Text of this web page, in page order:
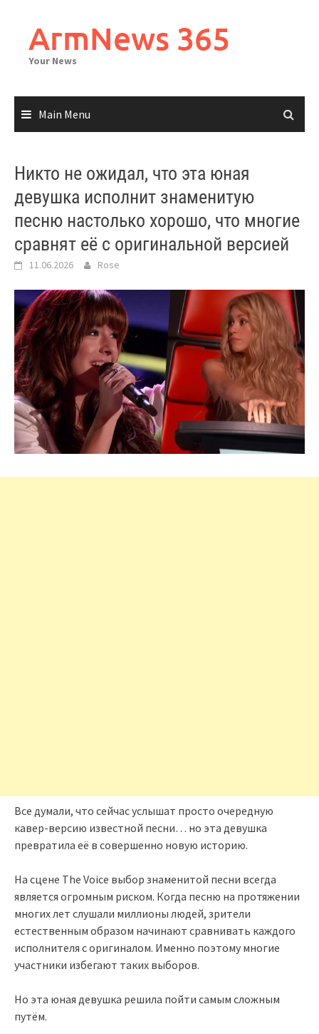
contentArmNews 365
Your News
Main Menu
Никто не ожидал, что эта юная
девушка исполнит знаменитую
песню настолько хорошо, что многие
сравнят её с оригинальной версией
11.06.2026 Rose
Все думали, что сейчас услышат просто очередную
кавер-версию известной песни… но эта девушка
превратила её в совершенно новую историю.
На сцене The Voice выбор знаменитой песни всегда
является огромным риском. Когда песню на протяжении
многих лет слушали миллионы людей, зрители
естественным образом начинают сравнивать каждого
исполнителя с оригиналом. Именно поэтому многие
участники избегают таких выборов.
Но эта юная девушка решила пойти самым сложным
путём.